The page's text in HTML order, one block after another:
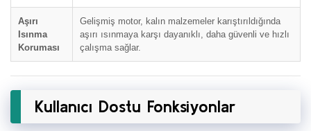
Aşırı
Isınma
Koruması
Gelişmiş motor, kalın malzemeler karıştırıldığında
aşırı ısınmaya karşı dayanıklı, daha güvenli ve hızlı
çalışma sağlar.
Kullanıcı Dostu Fonksiyonlar